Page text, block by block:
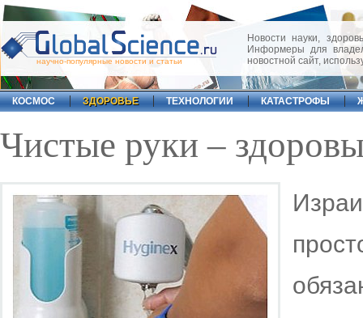
научно-популярные новости и статьи
Новости науки,
Информеры для
новостной сайт,
КОСМОС ЗДОРОВЬЕ ТЕХНОЛОГИИ КАТАСТРОФЫ
Чистые руки –